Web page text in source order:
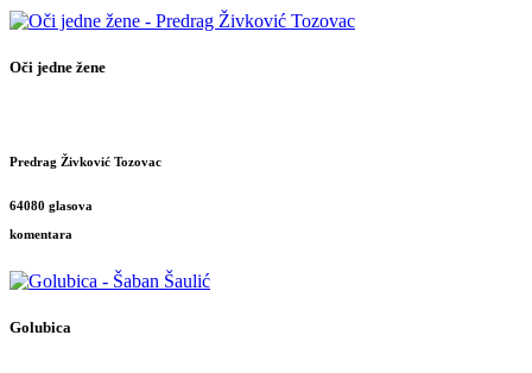
Oči jedne žene
Predrag Živković Tozovac
64080 glasova
komentara
Golubica